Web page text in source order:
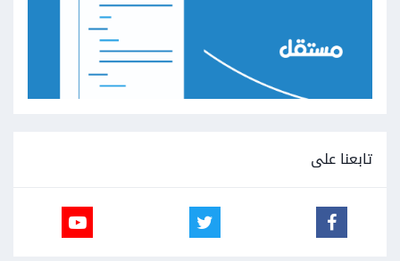
تابعنا على